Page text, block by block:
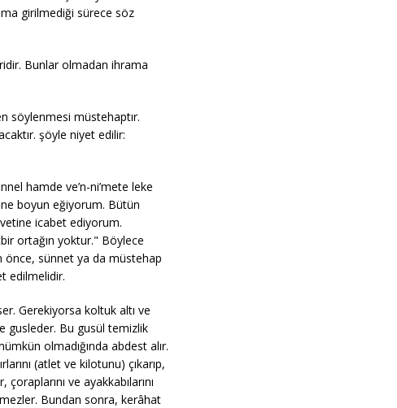
girilmediği sürece söz
Bunlar olmadan ihrama
söylenmesi müstehaptır.
şöyle niyet edilir:
hamde ve’n-ni’mete leke
boyun eğiyorum. Bütün
icabet ediyorum.
ortağın yoktur." Böylece
önce, sünnet ya da müstehap
edilmelidir.
Gerekiyorsa koltuk altı ve
gusleder. Bu gusül temizlik
olmadığında abdest alır.
(atlet ve kilotunu) çıkarıp,
ve ayakkabılarını
Bundan sonra, kerâhat